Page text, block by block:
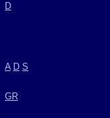
D
A D S
GR